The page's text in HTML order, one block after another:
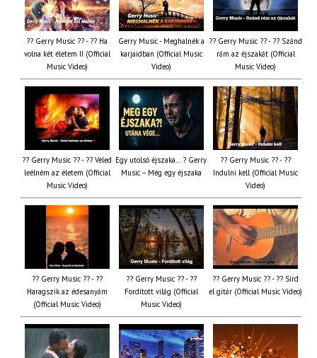
?? Gerry Music ?? - ?? Ha
volna két életem II (Official
Music Video)
Gerry Music - Meghalnék a
karjaidban (Official Music
Video)
?? Gerry Music ?? - ?? Szánd
rám az éjszakát (Official
Music Video)
?? Gerry Music ?? - ?? Veled
leélném az életem (Official
Music Video)
Egy utolsó éjszaka… ? Gerry
Music – Még egy éjszaka
?? Gerry Music ?? - ??
Indulni kell (Official Music
Video)
?? Gerry Music ?? - ??
Haragszik az édesanyám
(Official Music Video)
?? Gerry Music ?? - ??
Fordított világ (Official
Music Video)
?? Gerry Music ?? - ?? Sírd
el gitár (Official Music Video)